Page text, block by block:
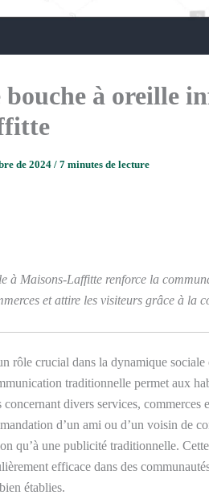
à oreille
de 2024 / 7 minutes de lecture
à Maisons-Laffitte renforce la
et attire les visiteurs grâce à la
rôle crucial dans la dynamique sociale
traditionnelle permet aux
concernant divers services,
d’un ami ou d’un voisin de
qu’à une publicité traditionnelle.
efficace dans des
établies.